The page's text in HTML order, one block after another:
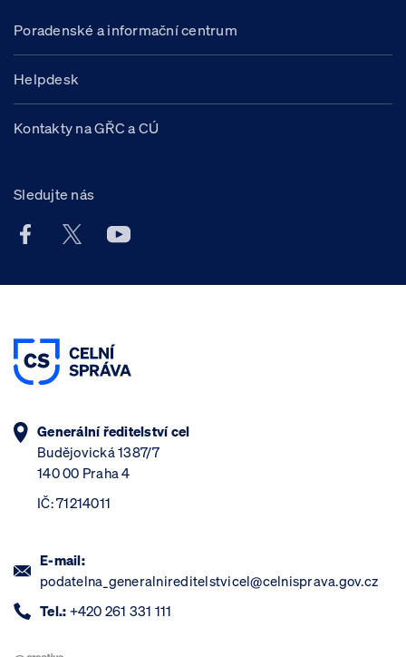
Poradenské a informační centrum
Helpdesk
Kontakty na GŘC a CÚ
Sledujte nás
Facebook účet Celní správy ČR
X účet Celní správy ČR
Youtube účet Celní správy ČR
Generální ředitelství cel
Budějovická 1387/7
140 00 Praha 4
IČ: 71214011
E-mail:
podatelna_generalnireditelstvicel@celnisprava.gov.cz
Tel.: +420 261 331 111